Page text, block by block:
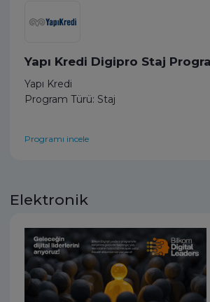
Yapı Kredi Digipro Staj
Yapı Kredi
Program Türü: Staj
Programı incele
Elektronik